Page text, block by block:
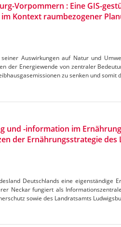
Vorpommern : Eine GIS-
Kontext raumbezogener
Auswirkungen auf Natur und
der Energiewende von zentraler
zu senken und somit
und -information im
der Ernährungsstrategie des
Deutschlands eine eigenständige
Neckar fungiert als
sowie des Landratsamts